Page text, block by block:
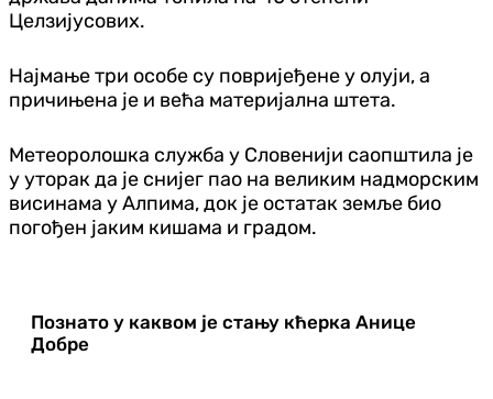
Целзијусових.
Најмање три особе су повријеђене у олуји, а
причињена је и већа материјална штета.
Метеоролошка служба у Словенији саопштила је
у уторак да је снијег пао на великим надморским
висинама у Алпима, док је остатак земље био
погођен јаким кишама и градом.
Познато у каквом је стању кћерка Анице
Добре